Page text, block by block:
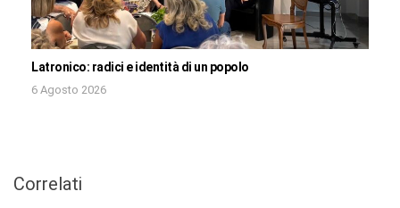
Latronico: radici e identità di un popolo
6 Agosto 2026
Correlati